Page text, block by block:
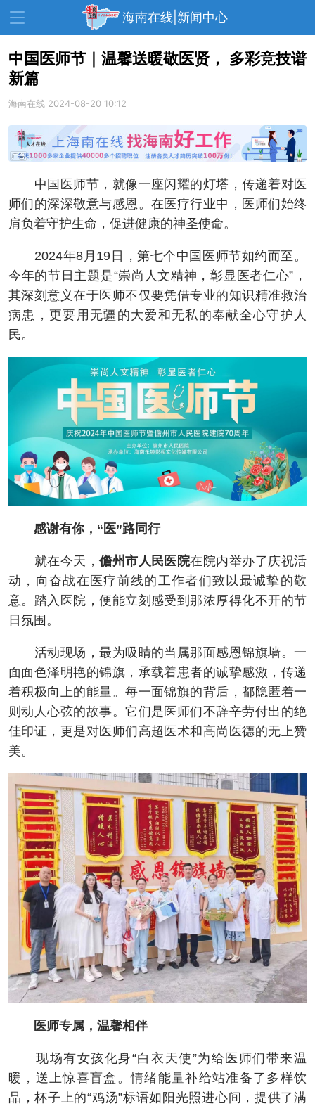
海南在线|新闻中心
资讯中心
教育 健康 房产
生活 演出 活动
展会 走读海南 周末去哪儿
人才在线 天涯企服
中国医师节｜温馨送暖敬医贤， 多彩竞技谱
新篇
海南在线 2024-08-20 10:12
中国医师节，就像一座闪耀的灯塔，传递着对医
师们的深深敬意与感恩。在医疗行业中，医师们始终
肩负着守护生命，促进健康的神圣使命。
2024年8月19日，第七个中国医师节如约而至。
今年的节日主题是“崇尚人文精神，彰显医者仁心”，
其深刻意义在于医师不仅要凭借专业的知识精准救治
病患，更要用无疆的大爱和无私的奉献全心守护人
民。
感谢有你，“医”路同行
就在今天，儋州市人民医院在院内举办了庆祝活
动，向奋战在医疗前线的工作者们致以最诚挚的敬
意。踏入医院，便能立刻感受到那浓厚得化不开的节
日氛围。
活动现场，最为吸睛的当属那面感恩锦旗墙。一
面面色泽明艳的锦旗，承载着患者的诚挚感激，传递
着积极向上的能量。每一面锦旗的背后，都隐匿着一
则动人心弦的故事。它们是医师们不辞辛劳付出的绝
佳印证，更是对医师们高超医术和高尚医德的无上赞
美。
医师专属，温馨相伴
现场有女孩化身“白衣天使”为给医师们带来温
暖，送上惊喜盲盒。情绪能量补给站准备了多样饮
品，杯子上的“鸡汤”标语如阳光照进心间，提供了满